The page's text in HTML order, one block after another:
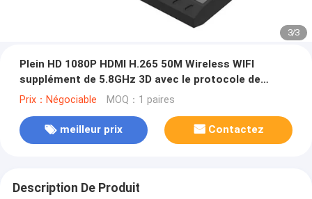
3/3
Plein HD 1080P HDMI H.265 50M Wireless WIFI
supplément de 5.8GHz 3D avec le protocole de
TCP/IP
Prix：Négociable MOQ：1 paires
meilleur prix Contactez
Description De Produit